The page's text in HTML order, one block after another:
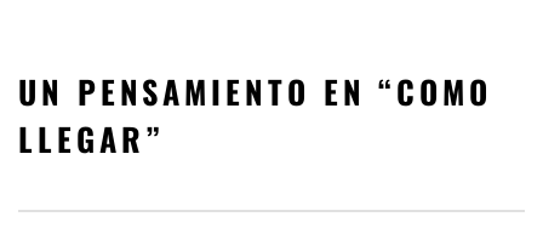
UN PENSAMIENTO EN “COMO
LLEGAR”